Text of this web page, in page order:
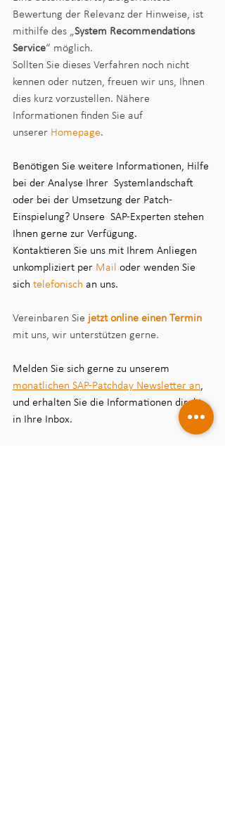
Bewertung der Relevanz der Hinweise, ist
mithilfe des „System Recommendations
Service“ möglich.
Sollten Sie dieses Verfahren noch nicht
kennen oder nutzen, freuen wir uns, Ihnen
dies kurz vorzustellen. Nähere
Informationen finden Sie auf
unserer Homepage.
Benötigen Sie weitere Informationen, Hilfe
bei der Analyse Ihrer  Systemlandschaft
oder bei der Umsetzung der Patch-
Einspielung? Unsere  SAP-Experten stehen
Ihnen gerne zur Verfügung.
Kontaktieren Sie uns mit Ihrem Anliegen
unkompliziert per Mail oder wenden Sie
sich telefonisch an uns.
Vereinbaren Sie jetzt online einen Termin
mit uns, wir unterstützen gerne.
Melden Sie sich gerne zu unserem
monatlichen SAP-Patchday Newsletter an,
und erhalten Sie die Informationen direkt
in Ihre Inbox.